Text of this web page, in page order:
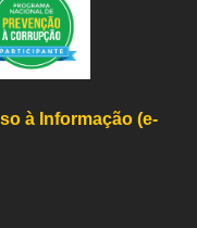
à Informação (e-